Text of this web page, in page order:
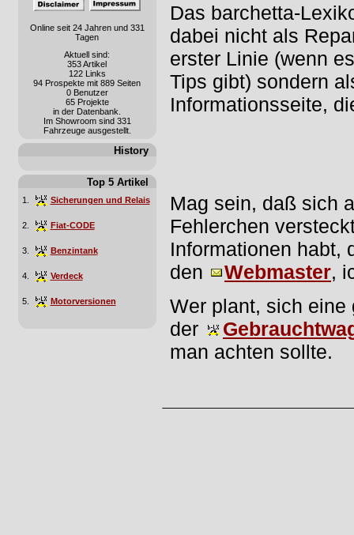
Online seit 24 Jahren und 331
Tagen
Aktuell sind:
353 Artikel
122 Links
94 Prospekte mit 889 Seiten
0 Benutzer
65 Projekte
in der Datenbank.
Im Showroom sind 331
Fahrzeuge ausgestellt.
History
Top 5 Artikel
1. Sicherungen und Relais
2. Fiat-CODE
3. Benzintank
4. Verdeck
5. Motorversionen
Das barchetta-
dabei nicht als
erster Linie (wenn
Tips gibt) sondern
Informationsseite,
Mag sein, daß sich
Fehlerchen
Informationen habt,
den
Webmaster,
Wer plant, sich eine
der
man achten sollte.